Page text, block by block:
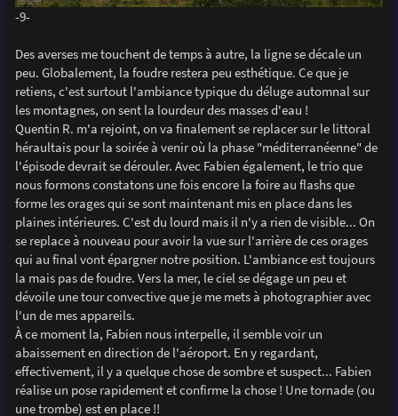
-9-
Des averses me touchent de temps à autre, la ligne se décale un
peu. Globalement, la foudre restera peu esthétique. Ce que je
retiens, c'est surtout l'ambiance typique du déluge automnal sur
les montagnes, on sent la lourdeur des masses d'eau !
Quentin R. m'a rejoint, on va finalement se replacer sur le littoral
héraultais pour la soirée à venir où la phase "méditerranéenne" de
l'épisode devrait se dérouler. Avec Fabien également, le trio que
nous formons constatons une fois encore la foire au flashs que
forme les orages qui se sont maintenant mis en place dans les
plaines intérieures. C'est du lourd mais il n'y a rien de visible... On
se replace à nouveau pour avoir la vue sur l'arrière de ces orages
qui au final vont épargner notre position. L'ambiance est toujours
la mais pas de foudre. Vers la mer, le ciel se dégage un peu et
dévoile une tour convective que je me mets à photographier avec
l'un de mes appareils.
À ce moment la, Fabien nous interpelle, il semble voir un
abaissement en direction de l'aéroport. En y regardant,
effectivement, il y a quelque chose de sombre et suspect... Fabien
réalise un pose rapidement et confirme la chose ! Une tornade (ou
une trombe) est en place !!